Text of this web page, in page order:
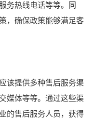
务热线电话等等。同
，确保政策能够满足客
该提供多种售后服务渠
媒体等等。通过这些渠
的售后服务人员，获得